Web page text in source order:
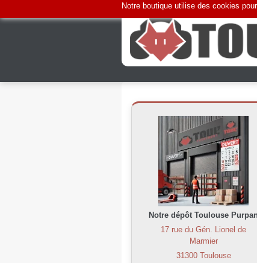
Notre boutique utilise des cookies
Notre dépôt Toulouse
17 rue du Gén. Lionel de
Marmier
31300 Toulouse